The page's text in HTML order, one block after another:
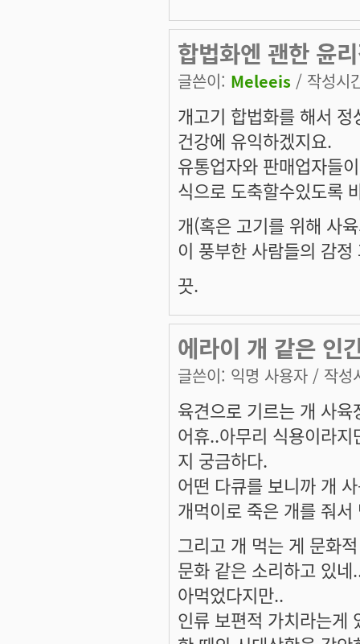
합법화엔 괜한 윤
글쓴이: Meleeis / 작성시
개고기 합법화를 해서
건강에 유익하겠지요.
유통업자와 판매업자들
식으로 도축할수있도록
개(혹은 고기를 위해 사
이 풍부한 사람들의 감
끗.
에라이 개 같은 인
글쓴이: 익명 사용자 / 작성
육견으로 기르는 개 사
어휴..아무리 식용이라
지 궁금하다.
어떤 다큐를 보니까 개
개먹이로 죽은 개를 줘
그리고 개 먹는 게 문화
문화 같은 소리하고 있
아먹었다지만..
인류 보편적 가치라는게